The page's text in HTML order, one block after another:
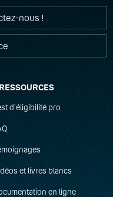
nous !
RESSOURCES
d'éligibilité pro
et livres blancs
en ligne